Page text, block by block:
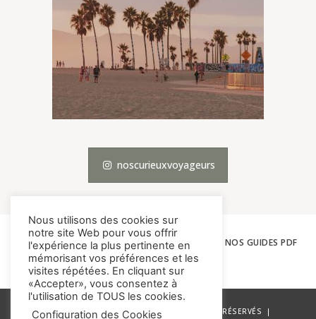
noscurieuxvoyageurs
ACCUEIL LES VOYAGES THÉMATIQUES
NOS GUIDES PDF
À PROPOS
CONTACT
© NOS CURIEUX VOYAGEURS – TOUS DROITS RÉSERVÉS |
Nous utilisons des cookies sur
notre site Web pour vous offrir
l'expérience la plus pertinente en
mémorisant vos préférences et les
visites répétées. En cliquant sur
«Accepter», vous consentez à
l'utilisation de TOUS les cookies.
Configuration des Cookies